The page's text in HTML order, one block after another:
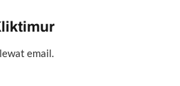
email.